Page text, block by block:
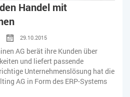
Handel mit
29.10.2015
AG berät ihre Kunden über
und liefert passende
Unternehmenslösung hat die
AG in Form des ERP-Systems